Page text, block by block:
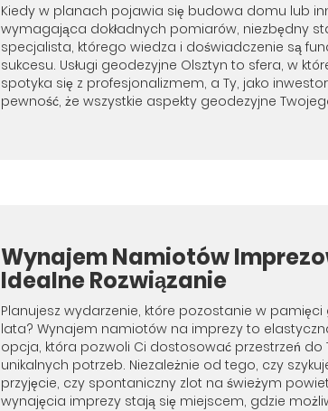
Kiedy w planach pojawia się budowa domu lub
wymagająca dokładnych pomiarów, niezbędny
specjalista, którego wiedza i doświadczenie są
sukcesu. Usługi geodezyjne Olsztyn to sfera, w
spotyka się z profesjonalizmem, a Ty, jako
pewność, że wszystkie aspekty geodezyjne
Wynajem Namiotów
Idealne Rozwiązanie
Planujesz wydarzenie, które pozostanie w pamięci
lata? Wynajem namiotów na imprezy to
opcja, która pozwoli Ci dostosować przestrzeń do
unikalnych potrzeb. Niezależnie od tego, czy
przyjęcie, czy spontaniczny zlot na świeżym
wynajęcia imprezy stają się miejscem, gdzie